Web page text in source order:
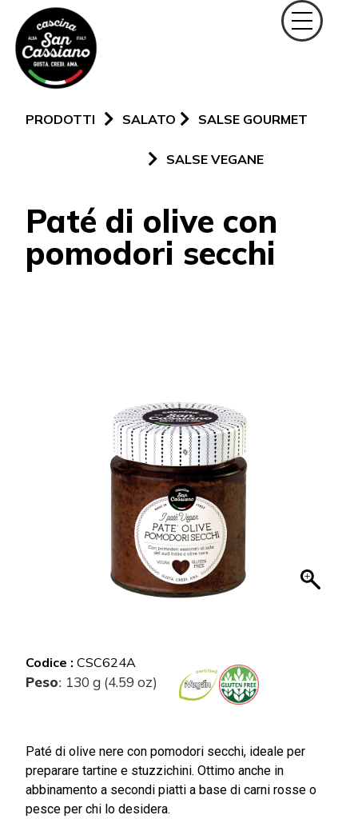
PRODOTTI SALATO SALSE GOURMET
SALSE VEGANE
Paté di olive con
pomodori secchi
Codice : CSC624A
Peso: 130 g (4.59 oz)
Paté di olive nere con pomodori secchi, ideale per
preparare tartine e stuzzichini. Ottimo anche in
abbinamento a secondi piatti a base di carni rosse o
pesce per chi lo desidera.